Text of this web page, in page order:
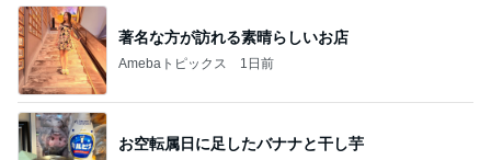
著名な方が訪れる素晴らしいお店
Amebaトピックス 1日前
お空転属日に足したバナナと干し芋